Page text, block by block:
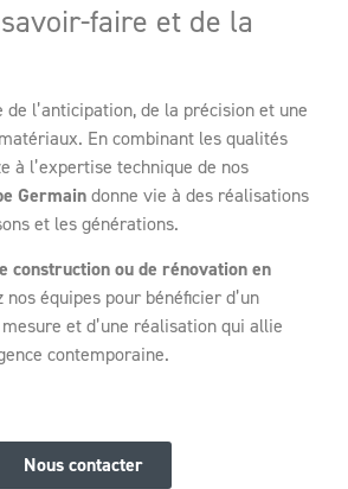
faire et de la
l’anticipation, de la précision et une
En combinant les qualités
à l’expertise technique de nos
Germaindonne vie à des réalisations
et les générations.
construction ou de rénovation en
nos équipes pour bénéficier d’un
et d’une réalisation qui allie
contemporaine.
Nous contacter